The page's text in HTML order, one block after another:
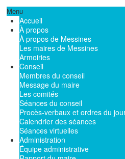
Menu
Accueil
À propos
À propos de Messines
Les maires de Messines
Armoiries
Conseil
Membres du conseil
Message du maire
Les comités
Séances du conseil
Procès-verbaux et ordres du
Calendrier des séances
Séances virtuelles
Administration
Équipe administrative